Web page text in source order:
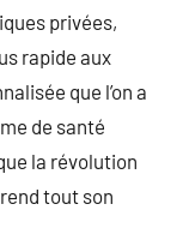
privées,
rapide aux
que l’on a
de santé
la révolution
tout son